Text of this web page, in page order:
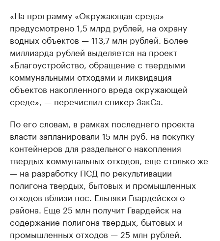
«На программу «Окружающая среда»
предусмотрено 1,5 млрд рублей, на охрану
водных объектов — 113,7 млн рублей. Более
миллиарда рублей выделяется на проект
«Благоустройство, обращение с твердыми
коммунальными отходами и ликвидация
объектов накопленного вреда окружающей
среде», — перечислил спикер ЗакСа.
По его словам, в рамках последнего проекта
власти запланировали 15 млн руб. на покупку
контейнеров для раздельного накопления
твердых коммунальных отходов, еще столько же
— на разработку ПСД по рекультивации
полигона твердых, бытовых и промышленных
отходов вблизи пос. Ельняки Гвардейского
района. Еще 25 млн получит Гвардейск на
содержание полигона твердых, бытовых и
промышленных отходов — 25 млн рублей.